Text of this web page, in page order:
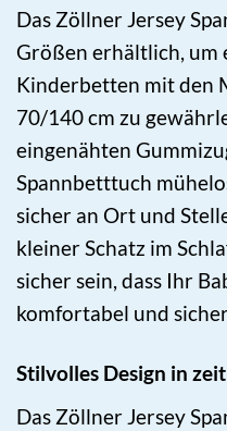
Das Zöllner Jersey
Größen erhältlich, um
Kinderbetten mit den
70/140 cm zu
eingenähten
Spannbetttuch
sicher an Ort und
kleiner Schatz im
sicher sein, dass Ihr
komfortabel und
Stilvolles Design in
Das Zöllner Jersey